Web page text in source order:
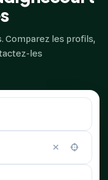
Comparez les profils,
les